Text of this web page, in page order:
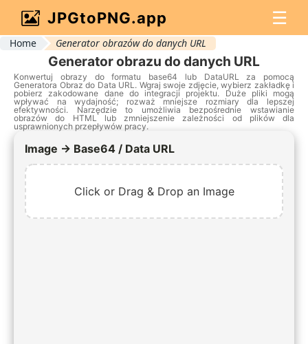
JPGtoPNG.app ☰
Home Generator obrazów do danych URL
Generator obrazu do danych URL
Konwertuj obrazy do formatu base64 lub DataURL za pomocą
Generatora Obraz do Data URL. Wgraj swoje zdjęcie, wybierz zakładkę i
pobierz zakodowane dane do integracji projektu. Duże pliki mogą
wpływać na wydajność; rozważ mniejsze rozmiary dla lepszej
efektywności. Narzędzie to umożliwia bezpośrednie wstawianie
obrazów do HTML lub zmniejszenie zależności od plików dla
usprawnionych przepływów pracy.
Image → Base64 / Data URL
Click or Drag & Drop an Image